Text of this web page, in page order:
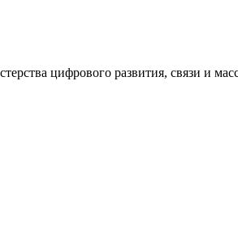
цифрового развития, связи и